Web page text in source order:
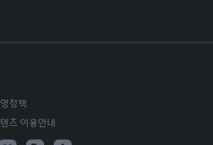
정책
츠 이용안내